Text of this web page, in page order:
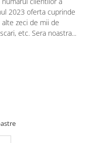
2023 oferta cuprinde
zeci de mii de
etc. Sera noastra...